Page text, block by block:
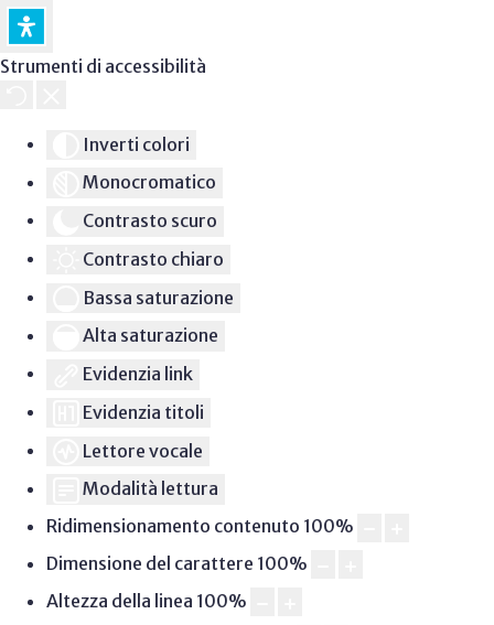
Strumenti di accessibilità
Inverti colori
Monocromatico
Contrasto scuro
Contrasto chiaro
Bassa saturazione
Alta saturazione
Evidenzia link
Evidenzia titoli
Lettore vocale
Modalità lettura
Ridimensionamento contenuto 100%
Dimensione del carattere 100%
Altezza della linea 100%